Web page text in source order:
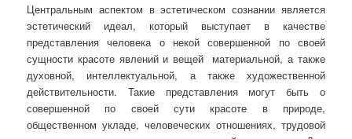
Центральным аспектом в эстетическом сознании является
эстетический идеал, который выступает в качестве
представления человека о некой совершенной по своей
сущности красоте явлений и вещей материальной, а также
духовной, интеллектуальной, а также художественной
действительности. Такие представления могут быть о
совершенной по своей сути красоте в природе,
общественном укладе, человеческих отношениях, трудовой